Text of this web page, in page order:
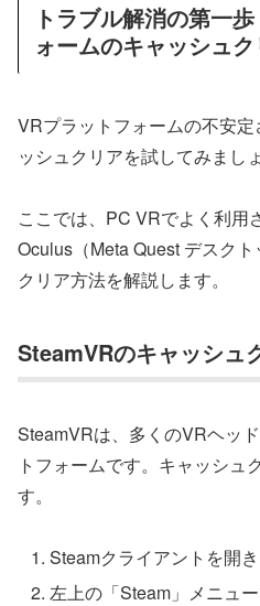
トラブル解消の第一
ォームのキャッシュ
VRプラットフォームの不安
ッシュクリアを試してみましょ
ここでは、PC VRでよく利用
Oculus（Meta Quest デスク
クリア方法を解説します。
SteamVRのキャッシュ
SteamVRは、多くのVRヘッ
トフォームです。キャッシュ
す。
Steamクライアントを開き
左上の「Steam」メニュ